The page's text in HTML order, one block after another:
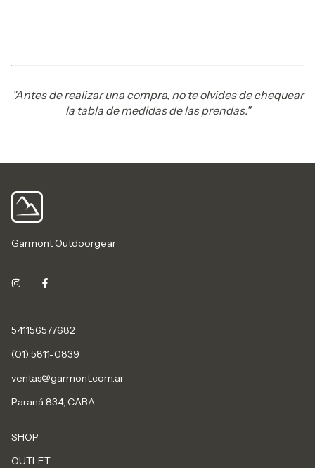
"Antes de realizar una compra, no te olvides de chequear
la tabla de medidas de las prendas."
Garmont Outdoorgear
541156577682
(01) 5811-0839
ventas@garmont.com.ar
Paraná 834, CABA
SHOP
OUTLET